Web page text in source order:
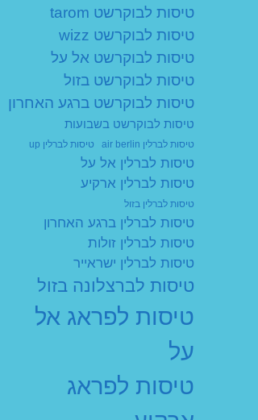
טיסות לבוקרשט tarom
טיסות לבוקרשט wizz
טיסות לבוקרשט אל על
טיסות לבוקרשט בזול
טיסות לבוקרשט ברגע האחרון
טיסות לבוקרשט בשבועות
טיסות לברלין air berlin טיסות לברלין up
טיסות לברלין אל על
טיסות לברלין ארקיע
טיסות לברלין בזול
טיסות לברלין ברגע האחרון
טיסות לברלין זולות
טיסות לברלין ישראייר
טיסות לברצלונה בזול
טיסות לפראג אל
על
טיסות לפראג